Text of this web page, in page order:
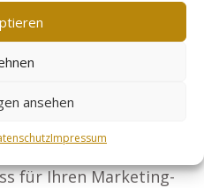
ansehen
Impressum
Firmen und
Werden Sie für
die Nummer eins in
Verkäufe deutlich zu
für Ihren Marketing-